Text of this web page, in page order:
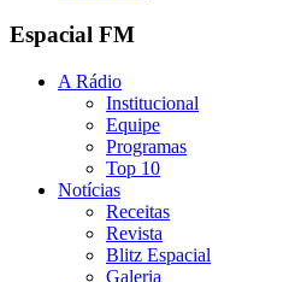
Espacial FM
A Rádio
Institucional
Equipe
Programas
Top 10
Notícias
Receitas
Revista
Blitz Espacial
Galeria